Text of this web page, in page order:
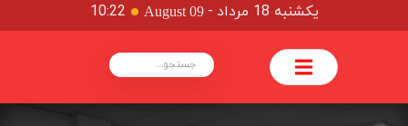
یکشنبه 18 مرداد -
August 09
10:22